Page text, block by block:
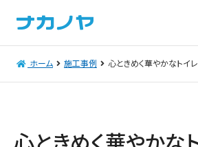
ホーム 施工事例 心ときめく華やかなトイ